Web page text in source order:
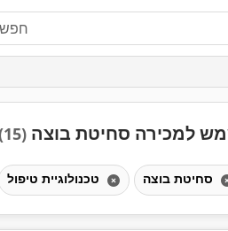
למכירה סחיטת בוצה (15)